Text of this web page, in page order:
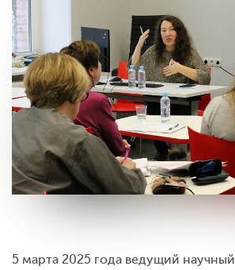
5 марта 2025 года ведущий научный